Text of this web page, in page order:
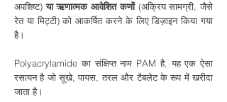
अपशिष्ट)या ऋणात्मक आवेशित कणों(अक्रिय सामग्री, जैसे
रेत या मिट्टी) को आकर्षित करने के लिए डिज़ाइन किया गया
है।
Polyacrylamide का संक्षिप्त नाम PAM है, यह एक ऐसा
रसायन है जो सूखे, पायस, तरल और टैबलेट के रूप में खरीदा
जाता है।